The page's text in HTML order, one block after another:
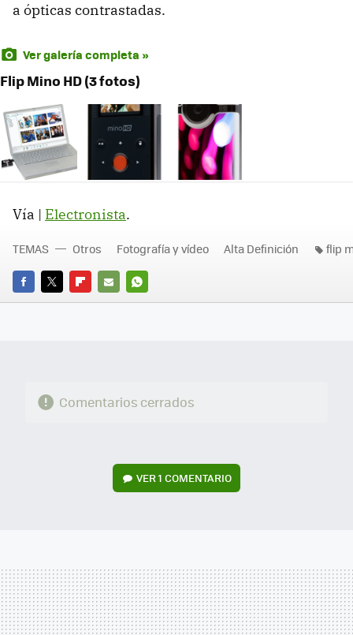
a ópticas contrastadas.
Ver galería completa »
Flip Mino HD (3 fotos)
Vía | Electronista.
FACEBOOK
TWITTERFLIPBOARD
E-
WHATSAPP
TEMAS Otros Fotografía y vídeo Alta Definición flip
Comentarios cerrados
VER1 COMENTARIO